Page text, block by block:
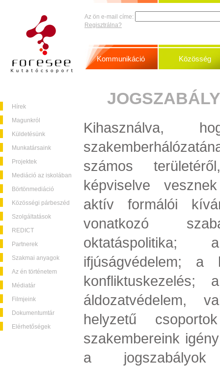
Hírek
Magunkról
Küldetésünk
Munkatársaink
Projektek
Mediáció az iskolában
Börtönmediáció
Közösségi párbeszéd
Szolgáltatások
REDICT
Partnerek
Szakmai anyagok
Az én történetem
Médiatár
Filmjeink
Dokumentumtár
Elérhetőségek
Az ön e-mail címe:
Regisztrálna?
Kommunikáció Közösség
Kihasználva,
számos
képviselve
aktív formálói
vonatkozó
ifjúságvédelem; a
konfliktuskezelés;
áldozatvédelem,
helyzetű
szakembereink
a